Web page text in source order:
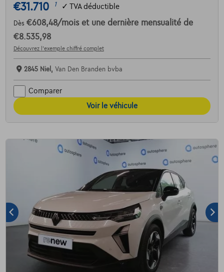
€31.710 1 ✓ TVA déductible
Dès €608,48/mois et une dernière mensualité de
€8.535,98
Découvrez l’exemple chiffré complet
2845 Niel, Van Den Branden bvba
Comparer
Voir le véhicule